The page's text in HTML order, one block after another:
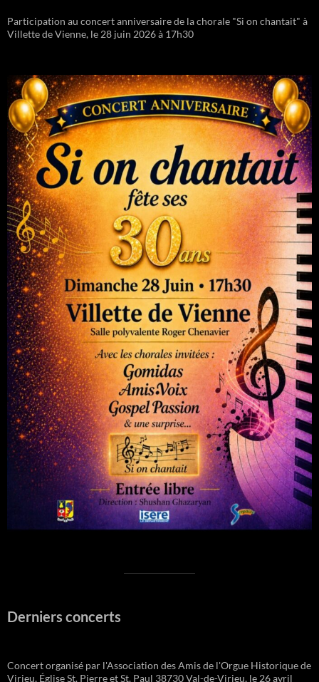
Participation au concert anniversaire de la chorale "Si on chantait" à
Villette de Vienne, le 28 juin 2026 à 17h30
Derniers concerts
Concert organisé par l'Association des Amis de l'Orgue Historique de
Virieu, Église St. Pierre et St. Paul 38730 Val-de-Virieu, le 26 avril